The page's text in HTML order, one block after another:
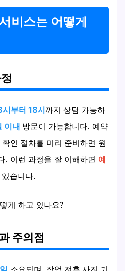
비스는 어떻게
부터 18시까지 상담 가능하
이내 방문이 가능합니다. 예약
인 절차를 미리 준비하면 원
. 이런 과정을 잘 이해하면 예
습니다.
게 하고 있나요?
주의점
소요되며, 작업 전후 사진 기